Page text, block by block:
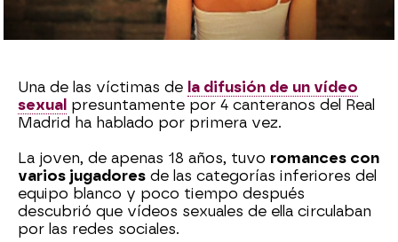
WhatsappFacebook
X Flipboard
Una de las víctimas de la difusión de un vídeo
sexual presuntamente por 4 canteranos del Real
Madrid ha hablado por primera vez.
La joven, de apenas 18 años, tuvo romances con
varios jugadores de las categorías inferiores del
equipo blanco y poco tiempo después
descubrió que vídeos sexuales de ella circulaban
por las redes sociales.